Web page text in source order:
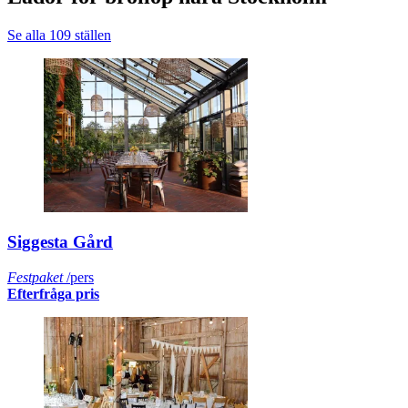
Se alla 109 ställen
Siggesta Gård
Festpaket/pers
Efterfråga pris